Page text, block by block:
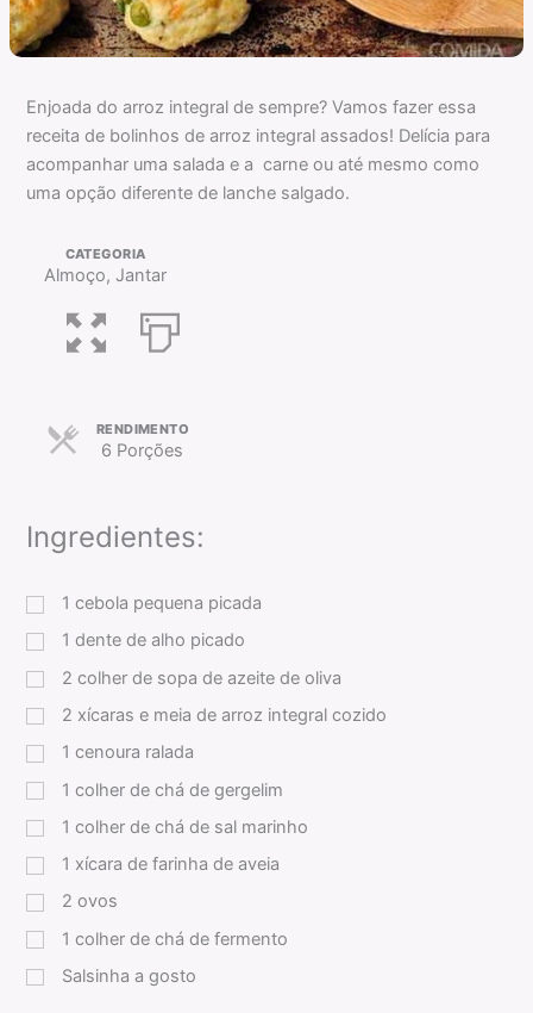
Enjoada do arroz integral de sempre? Vamos fazer essa
receita de bolinhos de arroz integral assados! Delícia para
acompanhar uma salada e a carne ou até mesmo como
uma opção diferente de lanche salgado.
CATEGORIA
Almoço, Jantar
RENDIMENTO
6 Porções
Ingredientes:
1 cebola pequena picada
1 dente de alho picado
2 colher de sopa de azeite de oliva
2 xícaras e meia de arroz integral cozido
1 cenoura ralada
1 colher de chá de gergelim
1 colher de chá de sal marinho
1 xícara de farinha de aveia
2 ovos
1 colher de chá de fermento
Salsinha a gosto